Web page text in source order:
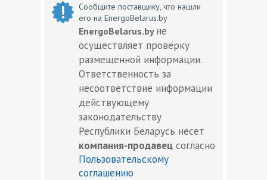
Сообщите поставщику, что нашли
его на EnergoBelarus.by
EnergoBelarus.by не
осуществляет проверку
размещенной информации.
Ответственность за
несоответствие информации
действующему
законодательству
Республики Беларусь несет
компания-продавец согласно
Пользовательскому
соглашению